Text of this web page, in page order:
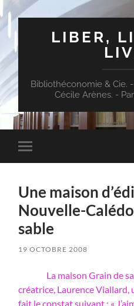
LIBER,
Bibliothéconomie & Cie.
Cécile Arènes. -
Toggle
mobile
Une maison
Nouvelle-
sable
19 OCTOBRE 2008
La maison Grain de
créatrice, Laurence Viallard,
fait le constat suivant : «